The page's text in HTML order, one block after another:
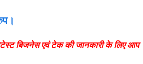
बिजनेस एवं टेक की जानकारी के लिए आप